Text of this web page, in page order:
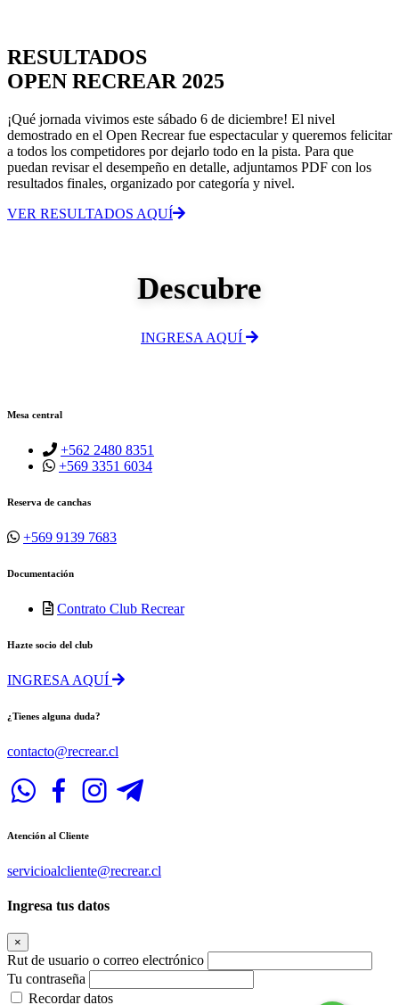
RESULTADOS
OPEN RECREAR 2025
¡Qué jornada vivimos este sábado 6 de diciembre! El nivel
demostrado en el Open Recrear fue espectacular y queremos felicitar
a todos los competidores por dejarlo todo en la pista. Para que
puedan revisar el desempeño en detalle, adjuntamos PDF con los
resultados finales, organizado por categoría y nivel.
VER RESULTADOS AQUÍ
Descubre
INGRESA AQUÍ
Mesa central
+562 2480 8351
+569 3351 6034
Reserva de canchas
+569 9139 7683
Documentación
Contrato Club Recrear
Hazte socio del club
INGRESA AQUÍ
¿Tienes alguna duda?
contacto@recrear.cl
Atención al Cliente
servicioalcliente@recrear.cl
Ingresa tus datos
×
Rut de usuario o correo electrónico
Tu contraseña
Recordar datos